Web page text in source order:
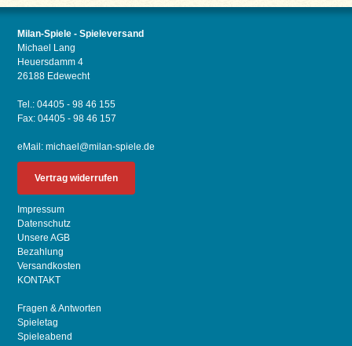
Milan-Spiele - Spieleversand
Michael Lang
Heuersdamm 4
26188 Edewecht
Tel.: 04405 - 98 46 155
Fax: 04405 - 98 46 157
eMail:michael@milan-spiele.de
Vertrag widerrufen
Impressum
Datenschutz
Unsere AGB
Bezahlung
Versandkosten
KONTAKT
Fragen & Antworten
Spieletag
Spieleabend